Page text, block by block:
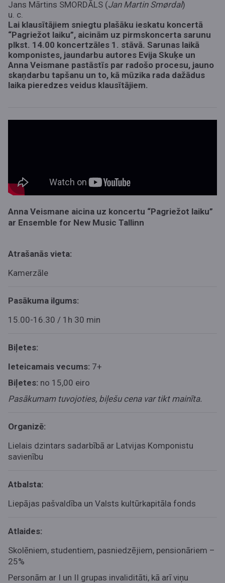
Jans Mārtins SMORDĀLS (Jan Martin Smørdal)
u. c.
Lai klausītājiem sniegtu plašāku ieskatu koncertā
“Pagriežot laiku”, aicinām uz pirmskoncerta sarunu
plkst. 14.00 koncertzāles 1. stāvā. Sarunas laikā
komponistes, jaundarbu autores Evija Skuķe un
Anna Veismane pastāstīs par radošo procesu, jauno
skaņdarbu tapšanu un to, kā mūzika rada dažādus
laika pieredzes veidus klausītājiem.
Anna Veismane aicina uz koncertu “Pagriežot laiku”
ar Ensemble for New Music Tallinn
Atrašanās vieta:
Kamerzāle
Pasākuma ilgums:
15.00-16.30 / 1h 30 min
Biļetes:
Ieteicamais vecums: 7+
Biļetes: no 15,00 eiro
Pasākumam tuvojoties, biļešu cena var tikt mainīta.
Organizē:
Lielais dzintars sadarbībā ar Latvijas Komponistu
savienību
Atbalsta:
Liepājas pašvaldība un Valsts kultūrkapitāla fonds
Atlaides:
Skolēniem, studentiem, pasniedzējiem, pensionāriem –
25%
Personām ar I un II grupas invaliditāti, kā arī viņu